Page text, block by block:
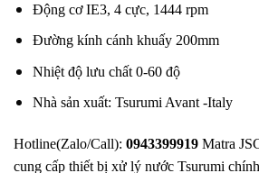
Động cơ IE3, 4 cực, 1444 rpm
Đường kính cánh khuấy 200mm
Nhiệt độ lưu chất 0-60 độ
Nhà sản xuất: Tsurumi Avant -Italy
Hotline(Zalo/Call): 0943399919 Matra
cung cấp thiết bị xử lý nước Tsurumi